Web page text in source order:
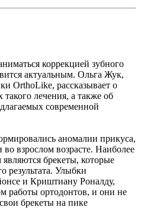
коррекцией зубного
актуальным. Ольга Жук,
OrthoLike, рассказывает о
лечения, а также об
современной
аномалии прикуса,
взрослом возрасте. Наиболее
брекеты, которые
результата. Улыбки
и Криштиану Роналду,
работы ортодонтов, и они не
брекеты на пике